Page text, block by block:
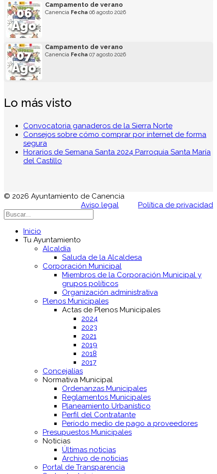
06
Ago
Campamento de verano
Canencia Fecha 06 agosto 2026
07
Ago
Campamento de verano
Canencia Fecha 07 agosto 2026
Lo más visto
Convocatoria ganaderos de la Sierra Norte
Consejos sobre cómo comprar por internet de forma
segura
Horarios de Semana Santa 2024 Parroquia Santa María
del Castillo
© 2026 Ayuntamiento de Canencia
Aviso legal
Política de privacidad
Inicio
Tu Ayuntamiento
Alcaldía
Saluda de la Alcaldesa
Corporación Municipal
Miembros de la Corporación Municipal y
grupos políticos
Organización administrativa
Plenos Municipales
Actas de Plenos Municipales
2024
2023
2021
2019
2018
2017
Concejalías
Normativa Municipal
Ordenanzas Municipales
Reglamentos Municipales
Planeamiento Urbanístico
Perfil del Contratante
Período medio de pago a proveedores
Presupuestos Municipales
Noticias
Últimas noticias
Archivo de noticias
Portal de Transparencia